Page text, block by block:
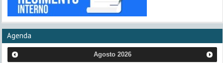
Agenda
Agosto 2026